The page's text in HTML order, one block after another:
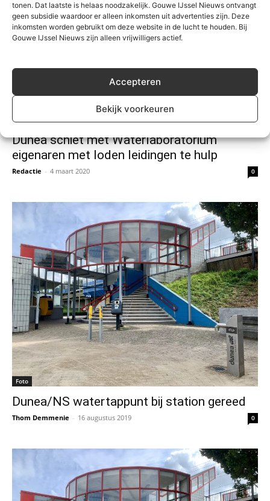
tonen. Dat laatste is helaas noodzakelijk. Gouwe IJssel Nieuws ontvangt
geen subsidie waardoor er alleen inkomsten uit advertenties zijn. Deze
inkomsten worden gebruikt om deze website in de lucht te houden. Bij
Gouwe IJssel Nieuws zijn alleen vrijwilligers actief.
Accepteren
Bekijk voorkeuren
Dunea schiet met Waterlaboratorium
eigenaren met loden leidingen te hulp
Redactie - 4 maart 2020 0
Foto
Dunea/NS watertappunt bij station gereed
Thom Demmenie - 16 augustus 2019 0